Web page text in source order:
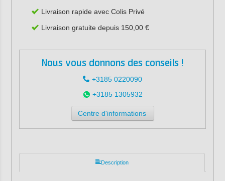
Livraison rapide avec Colis Privé
Livraison gratuite depuis 150,00 €
Nous vous donnons des conseils !
+3185 0220090
+3185 1305932
Centre d'informations
Description